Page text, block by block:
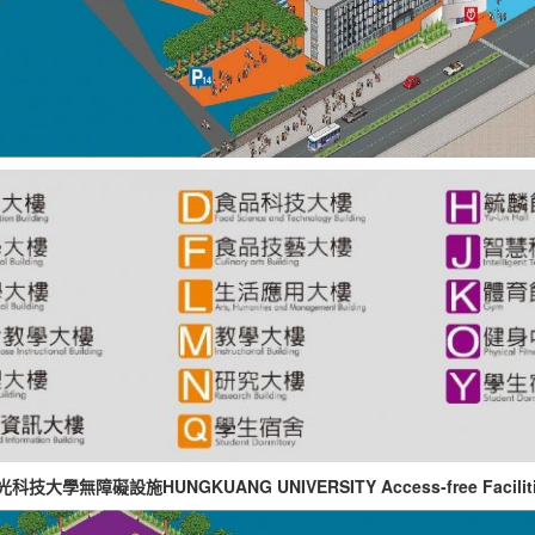
科技大學無障礙設施HUNGKUANG UNIVERSITY Access-free